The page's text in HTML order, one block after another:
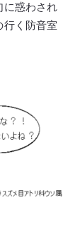
に惑わされ
行く防音室